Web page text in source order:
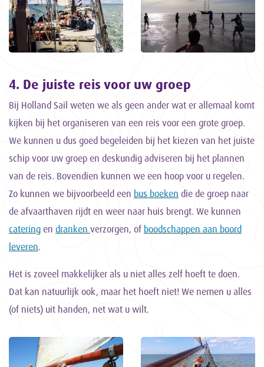
4. De juiste reis voor uw groep
Bij Holland Sail weten we als geen ander wat er allemaal komt
kijken bij het organiseren van een reis voor een grote groep.
We kunnen u dus goed begeleiden bij het kiezen van het juiste
schip voor uw groep en deskundig adviseren bij het plannen
van de reis. Bovendien kunnen we een hoop voor u regelen.
Zo kunnen we bijvoorbeeld een bus boeken die de groep naar
de afvaarthaven rijdt en weer naar huis brengt. We kunnen
catering en drankenverzorgen, of boodschappen aan boord
leveren.
Het is zoveel makkelijker als u niet alles zelf hoeft te doen.
Dat kan natuurlijk ook, maar het hoeft niet! We nemen u alles
(of niets) uit handen, net wat u wilt.